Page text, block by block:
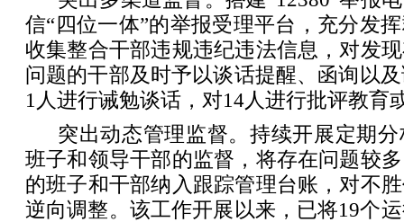
信“四位一体”的举报受理平台，充分发
收集整合干部违规违纪违法信息，对发
问题的干部及时予以谈话提醒、函询以
1人进行诫勉谈话，对14人进行批评教育
突出动态管理监督。持续开展定期
班子和领导干部的监督，将存在问题较
的班子和干部纳入跟踪管理台账，对不
逆向调整。该工作开展以来，已将19个